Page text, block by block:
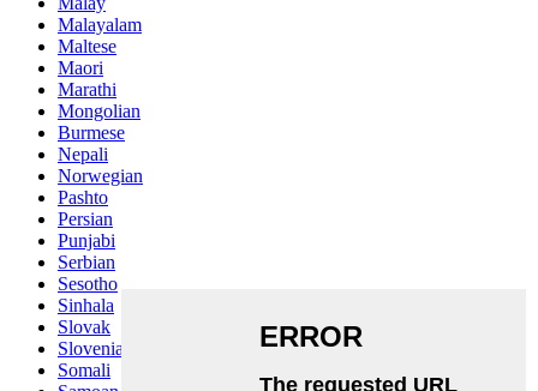
Malayalam
Maltese
Maori
Marathi
Mongolian
Burmese
Nepali
Norwegian
Pashto
Persian
Punjabi
Serbian
Sesotho
Sinhala
Slovak
Slovenian
Somali